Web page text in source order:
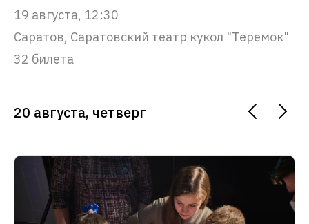
19 августа, 12:30
Саратов, Саратовский театр кукол "Теремок"
32 билета
20 августа, четверг